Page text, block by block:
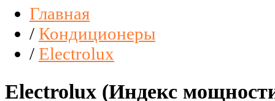
Главная
/ Кондиционеры
/ Electrolux
Electrolux (Индекс